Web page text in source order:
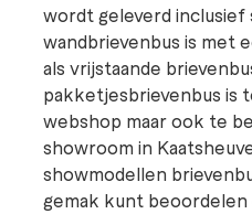
wordt geleverd inclusief
wandbrievenbus is met
als vrijstaande
pakketjesbrievenbus is
webshop maar ook te
showroom in
showmodellen
gemak kunt